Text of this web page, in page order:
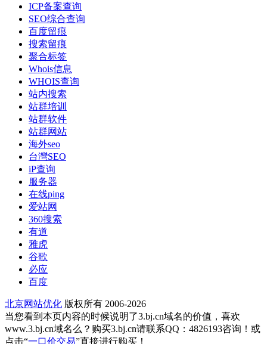
ICP备案查询
SEO综合查询
百度留痕
搜索留痕
聚合标签
Whois信息
WHOIS查询
站内搜索
站群培训
站群软件
站群网站
海外seo
台灣SEO
iP查询
服务器
在线ping
爱站网
360搜索
有道
雅虎
谷歌
必应
百度
北京网站优化 版权所有 2006-2026
当您看到本页内容的时候说明了3.bj.cn域名的价值，喜欢
www.3.bj.cn域名么？购买3.bj.cn请联系QQ：4826193咨询！或
点击“一口价交易”直接进行购买！